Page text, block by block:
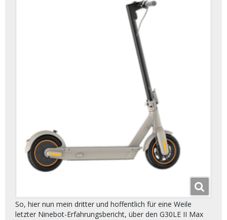
So, hier nun mein dritter und hoffentlich für eine Weile
letzter Ninebot-Erfahrungsbericht, über den G30LE II Max